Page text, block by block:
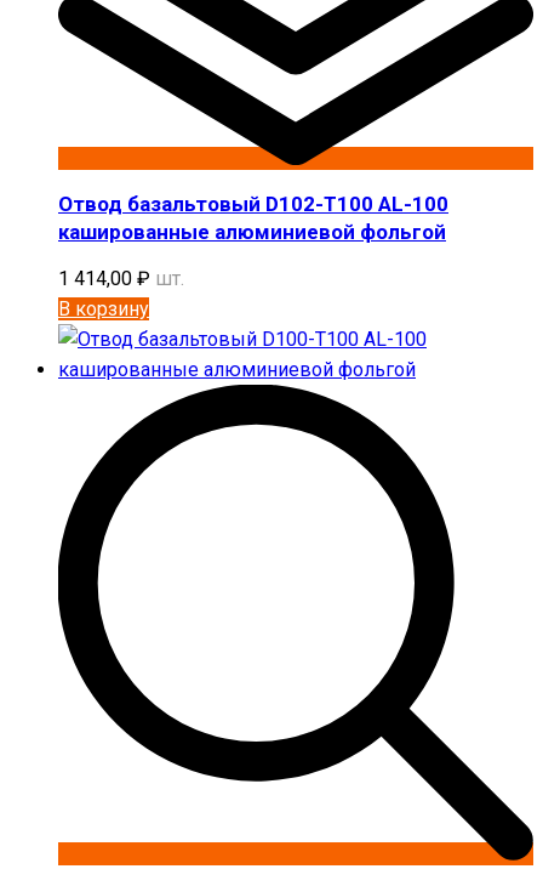
Отвод базальтовый D102-T100 AL-100
кашированные алюминиевой фольгой
1 414,00 ₽ шт.
В корзину